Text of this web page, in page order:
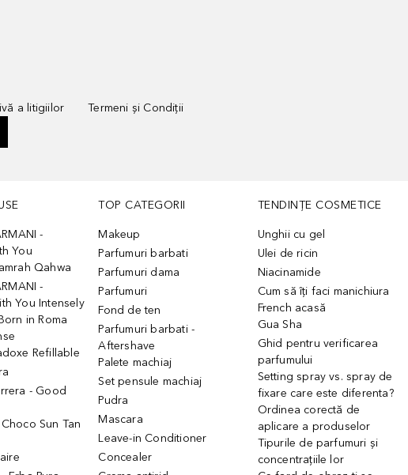
a litigiilor
Termeni și Condiții
-
You
Qahwa
-
You Intensely
in Roma
Refillable
- Good
Sun Tan
TOP CATEGORII
Makeup
Parfumuri barbati
Parfumuri dama
Parfumuri
Fond de ten
Parfumuri barbati -
Aftershave
Palete machiaj
Set pensule machiaj
Pudra
Mascara
Leave-in Conditioner
Concealer
TENDINȚE COSMETICE
Unghii cu gel
Ulei de ricin
Niacinamide
Cum să îți faci manichiura
French acasă
Gua Sha
Ghid pentru verificarea
parfumului
Setting spray vs. spray de
fixare care este diferenta?
Ordinea corectă de
aplicare a produselor
Tipurile de parfumuri și
concentrațiile lor